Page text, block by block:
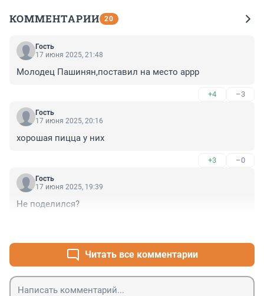
КОММЕНТАРИИ 20
Гость
17 июня 2025, 21:48
Молодец Пашинян,поставил на место аррр
+4 –3
Гость
17 июня 2025, 20:16
хорошая пицца у них
+3 –0
Гость
17 июня 2025, 19:39
Не поделился?
Читать все комментарии